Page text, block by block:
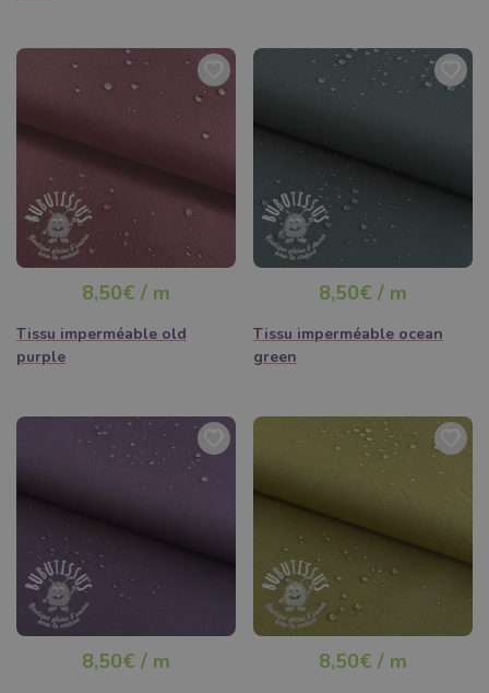
8,50€ / m
Tissu imperméable old
purple
8,50€ / m
Tissu imperméable ocean
green
8,50€ / m 8,50€ / m